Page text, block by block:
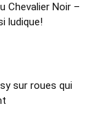
Chevalier Noir –
ludique!
sur roues qui